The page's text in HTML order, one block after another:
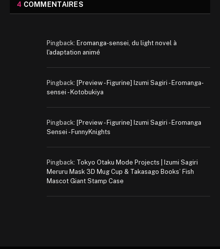
4 COMMENTAIRES
Pingback: Eromanga-sensei, du light novel à
l'adaptation animé
Pingback: [Preview - Figurine] Izumi Sagiri - Eromanga-
sensei - Kotobukiya
Pingback: [Preview - Figurine] Izumi Sagiri - Eromanga
Sensei - FunnyKnights
Pingback: Tokyo Otaku Mode Projects | Izumi Sagiri
Meruru Mask 3D Mug Cup & Takasago Books’ Fish
Mascot Giant Stamp Case